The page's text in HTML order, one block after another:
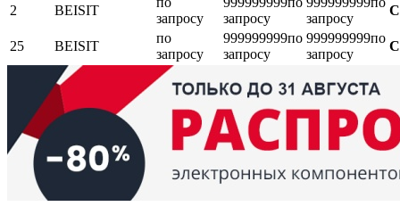
2 BEISIT
запросу
запросу
запросу
25 BEISIT
по
запросу
999999999по
запросу
999999999по
запросу